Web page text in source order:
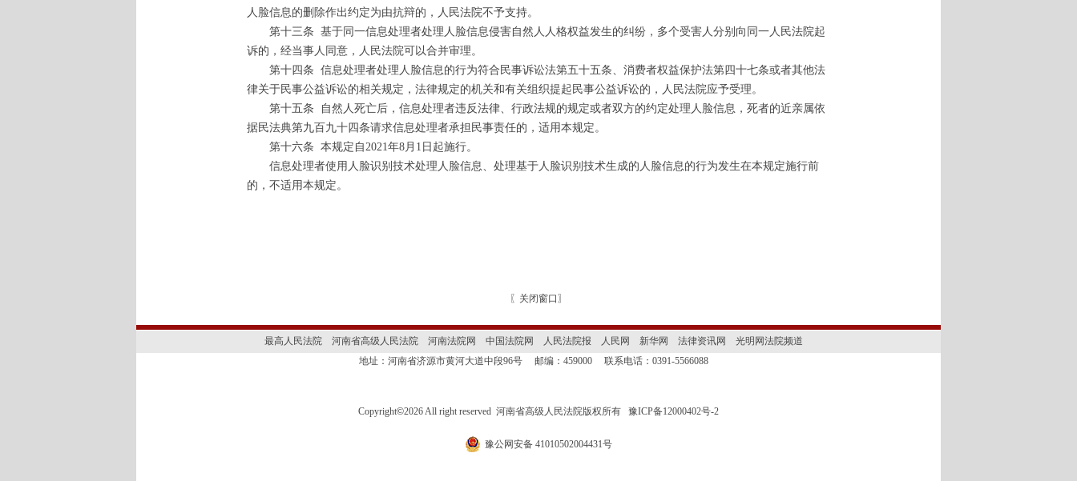
人脸信息的删除作出约定为由抗辩的，人民法院不予支持。
第十三条 基于同一信息处理者处理人脸信息侵害自然人人格权益发生的纠纷，多个受害人分别向同一人民法院起
诉的，经当事人同意，人民法院可以合并审理。
第十四条 信息处理者处理人脸信息的行为符合民事诉讼法第五十五条、消费者权益保护法第四十七条或者其他法
律关于民事公益诉讼的相关规定，法律规定的机关和有关组织提起民事公益诉讼的，人民法院应予受理。
第十五条 自然人死亡后，信息处理者违反法律、行政法规的规定或者双方的约定处理人脸信息，死者的近亲属依
据民法典第九百九十四条请求信息处理者承担民事责任的，适用本规定。
第十六条 本规定自2021年8月1日起施行。
信息处理者使用人脸识别技术处理人脸信息、处理基于人脸识别技术生成的人脸信息的行为发生在本规定施行前
的，不适用本规定。
〖 关闭窗口 〗
最高人民法院 河南省高级人民法院 河南法院网 中国法院网 人民法院报 人民网 新华网 法律资讯网
光明网法院频道
地址：河南省济源市黄河大道中段96号 邮编：459000 联系电话：0391-5566088
Copyright©2026 All right reserved 河南省高级人民法院版权所有 豫ICP备12000402号-2
豫公网安备 41010502004431号